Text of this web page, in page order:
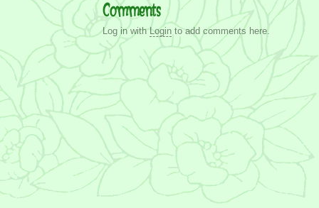
Comments
Log in withLogin to add comments here.